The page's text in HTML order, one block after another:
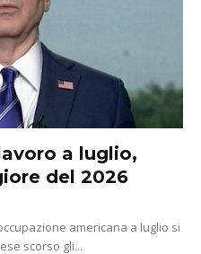
a luglio,
del 2026
americana a luglio si
scorso gli...